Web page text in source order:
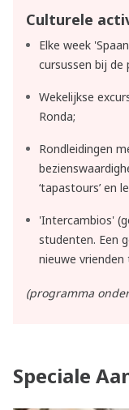
Culturele
Elke week
cursussen bij de
Wekelijkse
Ronda;
Rondleidingen
‘tapastours’ en
'Intercambios'
studenten. Een
nieuwe vrienden
(programma
Speciale